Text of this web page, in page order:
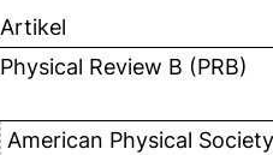
Artikel
Physical Review B (PRB)
American Physical Society